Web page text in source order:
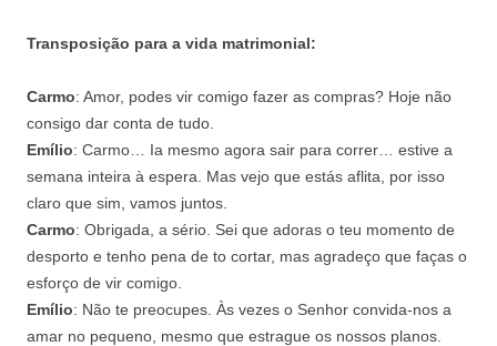
Transposição para a vida matrimonial:
Carmo: Amor, podes vir comigo fazer as compras? Hoje não
consigo dar conta de tudo.
Emílio: Carmo… Ia mesmo agora sair para correr… estive a
semana inteira à espera. Mas vejo que estás aflita, por isso
claro que sim, vamos juntos.
Carmo: Obrigada, a sério. Sei que adoras o teu momento de
desporto e tenho pena de to cortar, mas agradeço que faças o
esforço de vir comigo.
Emílio: Não te preocupes. Às vezes o Senhor convida‑nos a
amar no pequeno, mesmo que estrague os nossos planos.